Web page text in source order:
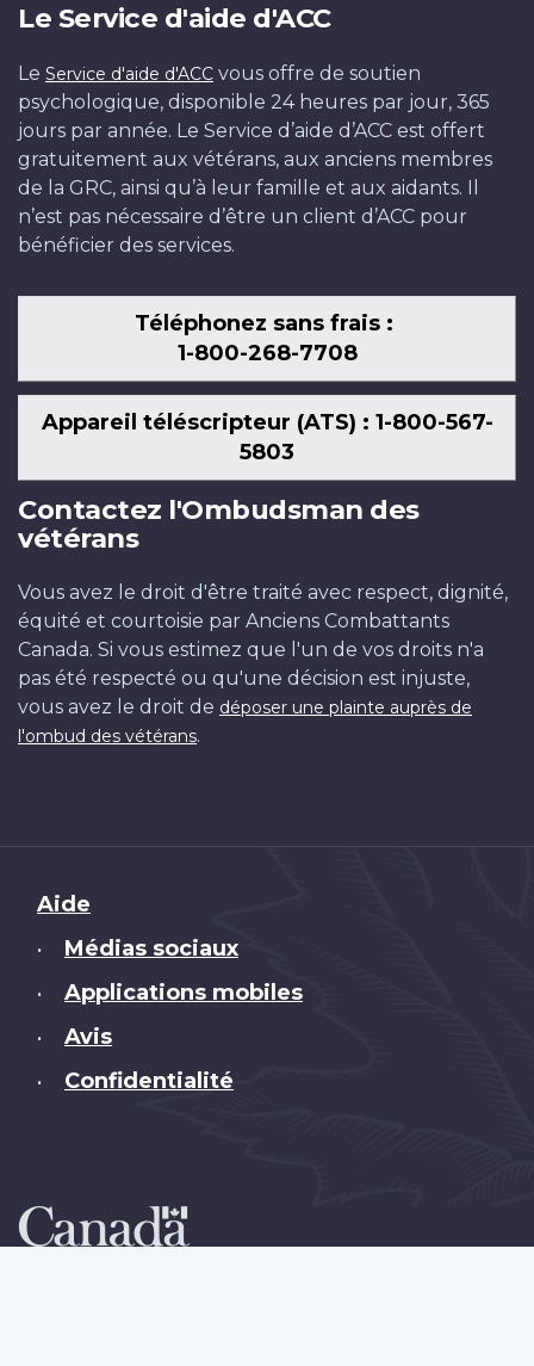
Le Service d'aide d'ACC
Le Service d'aide d'ACC vous offre de soutien
psychologique, disponible 24 heures par jour, 365
jours par année. Le Service d’aide d’ACC est offert
gratuitement aux vétérans, aux anciens membres
de la GRC, ainsi qu’à leur famille et aux aidants. Il
n’est pas nécessaire d’être un client d’ACC pour
bénéficier des services.
Téléphonez sans frais :
1-800-268-7708
Appareil téléscripteur (ATS) : 1-800-567-
5803
Contactez l'Ombudsman des
vétérans
Vous avez le droit d'être traité avec respect, dignité,
équité et courtoisie par Anciens Combattants
Canada. Si vous estimez que l'un de vos droits n'a
pas été respecté ou qu'une décision est injuste,
vous avez le droit de déposer une plainte auprès de
l'ombud des vétérans.
Brand
Aide
• Médias sociaux
• Applications mobiles
• Avis
• Confidentialité